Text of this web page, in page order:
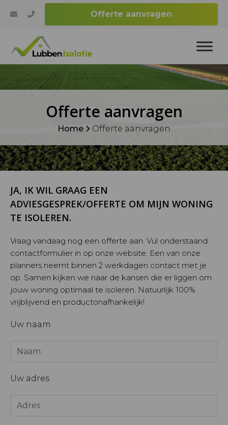
Offerte aanvragen
Offerte aanvragen
Home Offerte aanvragen
JA, IK WIL GRAAG EEN
ADVIESGESPREK/OFFERTE OM MIJN WONING
TE ISOLEREN.
Vraag vandaag nog een offerte aan. Vul onderstaand
contactformulier in op onze website. Een van onze
planners neemt binnen 2 werkdagen contact met je
op. Samen kijken we naar de kansen die er liggen om
jouw woning optimaal te isoleren. Natuurlijk 100%
vrijblijvend en productonafhankelijk!
Uw naam
Uw adres